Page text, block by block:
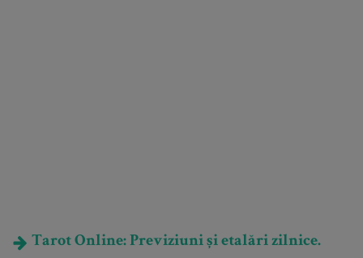
Tarot Online: Previziuni și etalări zilnice.